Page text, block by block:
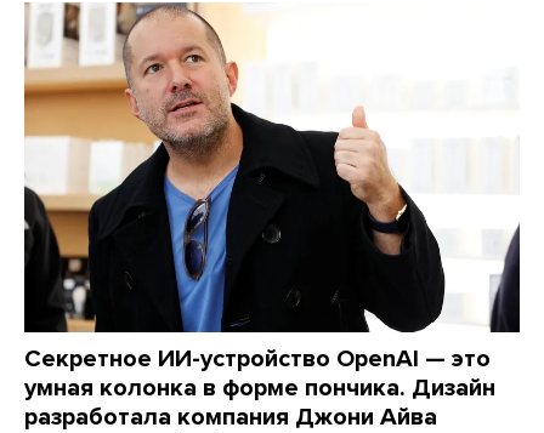
Секретное ИИ-устройство OpenAI — это
умная колонка в форме пончика. Дизайн
разработала компания Джони Айва